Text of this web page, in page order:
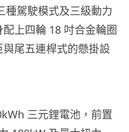
種駕駛模式及三級動力
上四輪 18 吋合金輪圈
尾五連桿式的懸掛設
三元鋰電池，前置